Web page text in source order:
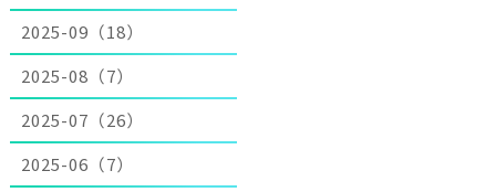
2025-09（18）
2025-08（7）
2025-07（26）
2025-06（7）